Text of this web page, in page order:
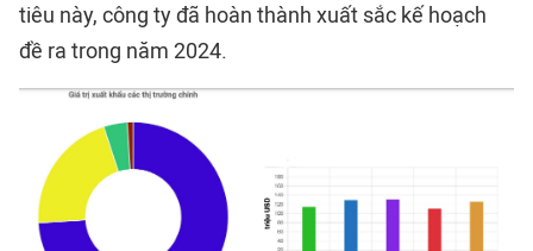
tiêu này, công ty đã hoàn thành xuất sắc kế hoạch
đề ra trong năm 2024.